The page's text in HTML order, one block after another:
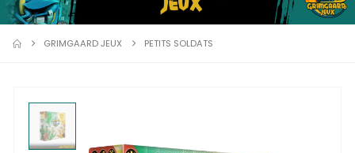
GRIMGAARD JEUX PETITS SOLDATS